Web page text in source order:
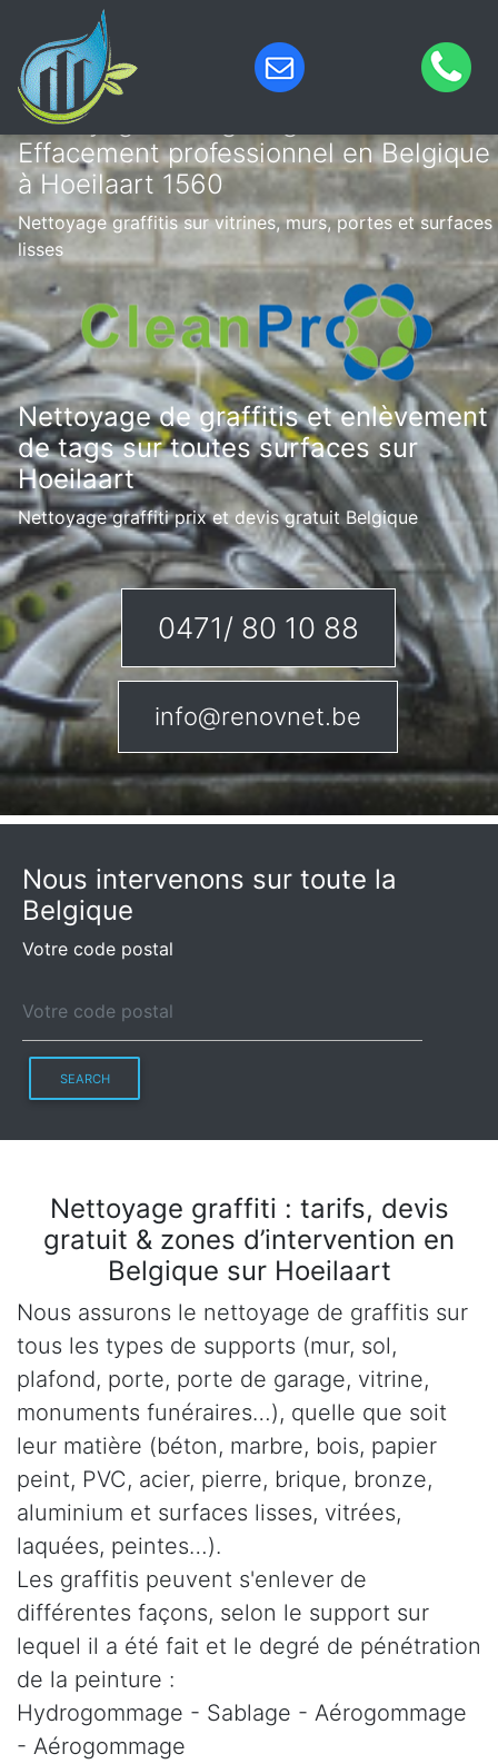
Nettoyage de tags & graffitis –
Effacement professionnel en Belgique
à Hoeilaart 1560
Nettoyage graffitis sur vitrines, murs, portes et surfaces
lisses
Nettoyage de graffitis et enlèvement
de tags sur toutes surfaces sur
Hoeilaart
Nettoyage graffiti prix et devis gratuit Belgique
0471/ 80 10 88
info@renovnet.be
Nous intervenons sur toute la
Belgique
Votre code postal
SEARCH
Nettoyage graffiti : tarifs, devis
gratuit & zones d’intervention en
Belgique sur Hoeilaart
Nous assurons le nettoyage de graffitis sur
tous les types de supports (mur, sol,
plafond, porte, porte de garage, vitrine,
monuments funéraires…), quelle que soit
leur matière (béton, marbre, bois, papier
peint, PVC, acier, pierre, brique, bronze,
aluminium et surfaces lisses, vitrées,
laquées, peintes…).
Les graffitis peuvent s'enlever de
différentes façons, selon le support sur
lequel il a été fait et le degré de pénétration
de la peinture :
Hydrogommage - Sablage - Aérogommage
- Aérogommage